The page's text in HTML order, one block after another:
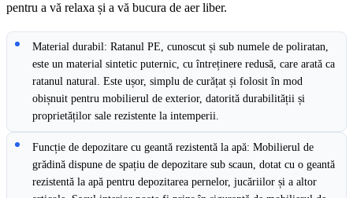
pentru a vă relaxa și a vă bucura de aer liber.
Material durabil: Ratanul PE, cunoscut și sub numele de poliratan,
este un material sintetic puternic, cu întreținere redusă, care arată ca
ratanul natural. Este ușor, simplu de curățat și folosit în mod
obișnuit pentru mobilierul de exterior, datorită durabilității și
proprietăților sale rezistente la intemperii.
Funcție de depozitare cu geantă rezistentă la apă: Mobilierul de
grădină dispune de spațiu de depozitare sub scaun, dotat cu o geantă
rezistentă la apă pentru depozitarea pernelor, jucăriilor și a altor